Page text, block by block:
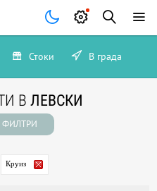
Стоки В града
В ЛЕВСКИ
Круиз